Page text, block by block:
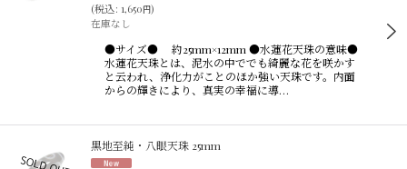
(税込: 1,650円)
在庫なし
●サイズ● 約25mm×12mm ●水蓮花天珠の意味●
水蓮花天珠とは、泥水の中ででも綺麗な花を咲かす
と云われ、浄化力がことのほか強い天珠です。内面
からの輝きにより、真実の幸福に導…
黒地至純・八眼天珠 25mm